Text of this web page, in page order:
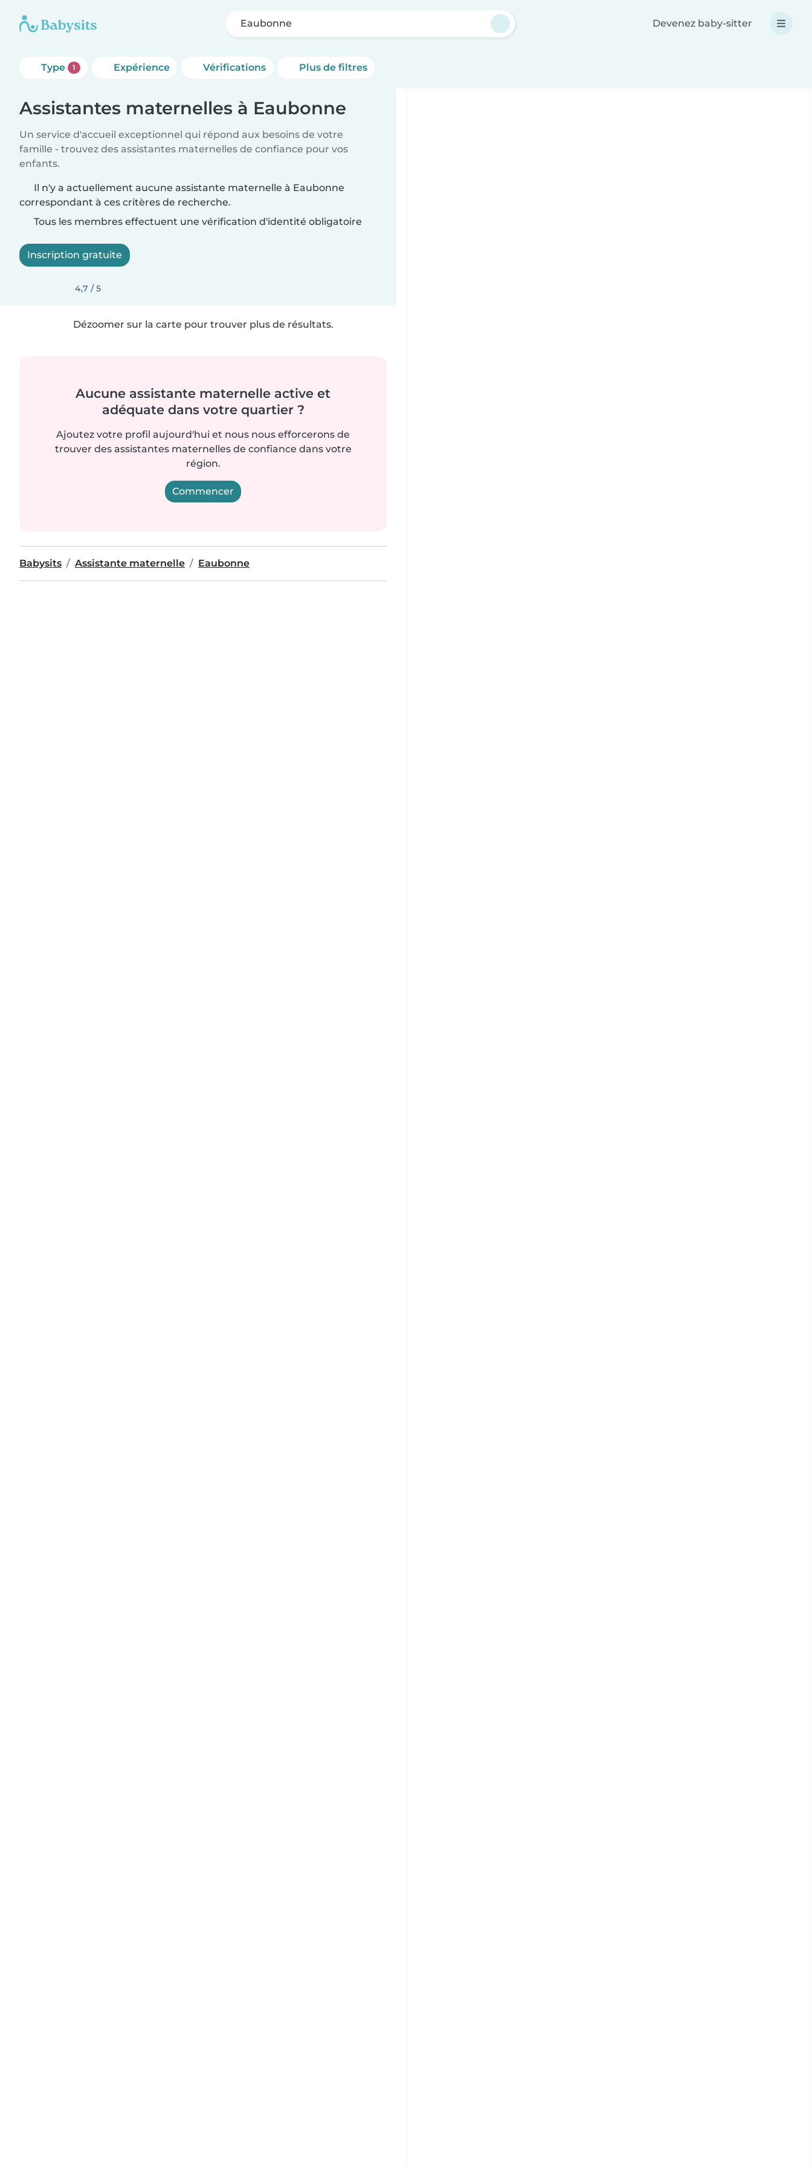
Eaubonne Devenez baby-sitter
Type 1 Expérience Vérifications Plus de filtres
Assistantes maternelles à Eaubonne
Un service d'accueil exceptionnel qui répond aux besoins de votre
famille - trouvez des assistantes maternelles de confiance pour vos
enfants.
Il n'y a actuellement aucune assistante maternelle à Eaubonne
correspondant à ces critères de recherche.
Tous les membres effectuent une vérification d'identité obligatoire
Inscription gratuite
4,7 / 5
Dézoomer sur la carte pour trouver plus de résultats.
Aucune assistante maternelle active et
adéquate dans votre quartier ?
Ajoutez votre profil aujourd'hui et nous nous efforcerons de
trouver des assistantes maternelles de confiance dans votre
région.
Commencer
Babysits Assistante maternelle Eaubonne